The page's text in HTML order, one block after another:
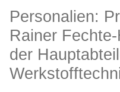
Personalien:
Rainer
der